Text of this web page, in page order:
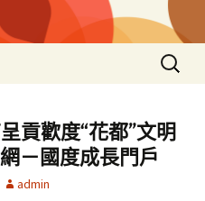
搜
尋
鍵
字:
貢歡度“花都”文明
－國度成長門戶
admin